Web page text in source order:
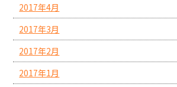
2017年4月
2017年3月
2017年2月
2017年1月